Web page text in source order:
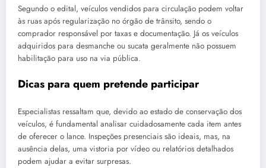
Segundo o edital, veículos vendidos para circulação podem voltar
às ruas após regularização no órgão de trânsito, sendo o
comprador responsável por taxas e documentação. Já os veículos
adquiridos para desmanche ou sucata geralmente não possuem
habilitação para uso na via pública.
Dicas para quem pretende participar
Especialistas ressaltam que, devido ao estado de conservação dos
veículos, é fundamental analisar cuidadosamente cada item antes
de oferecer o lance. Inspeções presenciais são ideais, mas, na
ausência delas, uma vistoria por vídeo ou relatórios detalhados
podem ajudar a evitar surpresas.